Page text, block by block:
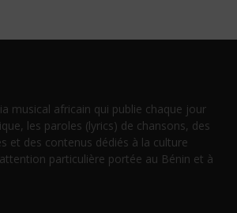
musical africain qui publie chaque jour
les paroles (lyrics) de chansons, des
et des contenus dédiés à la culture
particulière portée au Bénin et à